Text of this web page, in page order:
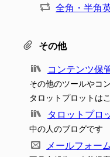
全角・半角
その他
コンテンツ保
その他のツールやコ
タロットプロットは
タロットプロ
中の人のブログです
メールフォーム